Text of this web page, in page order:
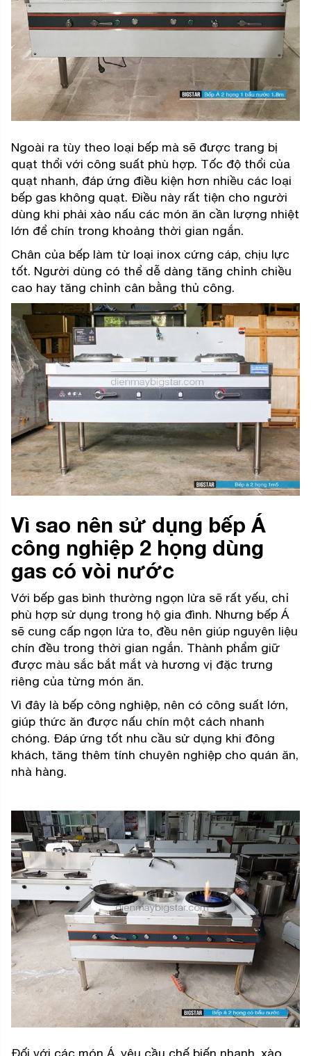
Ngoài ra tùy theo loại bếp mà sẽ được trang bị
quạt thổi với công suất phù hợp. Tốc độ thổi của
quạt nhanh, đáp ứng điều kiện hơn nhiều các loại
bếp gas không quạt. Điều này rất tiện cho người
dùng khi phải xào nấu các món ăn cần lượng nhiệt
lớn để chín trong khoảng thời gian ngắn.
Chân của bếp làm từ loại inox cứng cáp, chịu lực
tốt. Người dùng có thể dễ dàng tăng chỉnh chiều
cao hay tăng chỉnh cân bằng thủ công.
Vì sao nên sử dụng bếp Á
công nghiệp 2 họng dùng
gas có vòi nước
Với bếp gas bình thường ngọn lửa sẽ rất yếu, chỉ
phù hợp sử dụng trong hộ gia đình. Nhưng bếp Á
sẽ cung cấp ngọn lửa to, đều nên giúp nguyên liệu
chín đều trong thời gian ngắn. Thành phẩm giữ
được màu sắc bắt mắt và hương vị đặc trưng
riêng của từng món ăn.
Vì đây là bếp công nghiệp, nên có công suất lớn,
giúp thức ăn được nấu chín một cách nhanh
chóng. Đáp ứng tốt nhu cầu sử dụng khi đông
khách, tăng thêm tính chuyên nghiệp cho quán ăn,
nhà hàng.